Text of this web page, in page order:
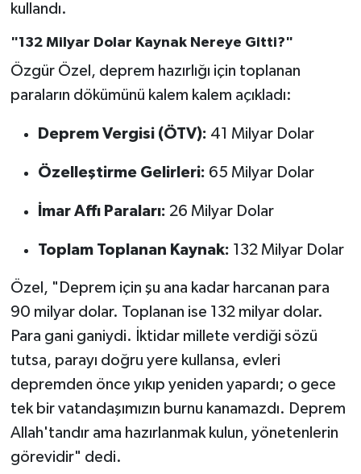
kullandı.
"132 Milyar Dolar Kaynak Nereye Gitti?"
Özgür Özel, deprem hazırlığı için toplanan
paraların dökümünü kalem kalem açıkladı:
Deprem Vergisi (ÖTV): 41 Milyar Dolar
Özelleştirme Gelirleri: 65 Milyar Dolar
İmar Affı Paraları: 26 Milyar Dolar
Toplam Toplanan Kaynak: 132 Milyar Dolar
Özel, "Deprem için şu ana kadar harcanan para
90 milyar dolar. Toplanan ise 132 milyar dolar.
Para gani ganiydi. İktidar millete verdiği sözü
tutsa, parayı doğru yere kullansa, evleri
depremden önce yıkıp yeniden yapardı; o gece
tek bir vatandaşımızın burnu kanamazdı. Deprem
Allah'tandır ama hazırlanmak kulun, yönetenlerin
görevidir" dedi.